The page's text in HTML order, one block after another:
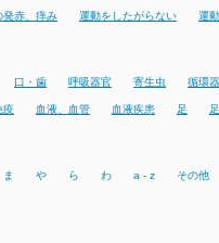
発赤、痒み 運動をしたがらない 運
口・歯 呼吸器官 寄生虫 循環器
疫 血液、血管 血液疾患 足
ま や ら わ a - z その他